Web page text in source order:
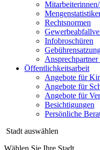
Rechtsnormen
Infobroschüren
Öffentlichkeitsarbeit
Angebote für
Angebote für
Angebote für
Besichtigungen
Persönliche
Stadt auswählen
Wählen Sie Ihre Stadt …